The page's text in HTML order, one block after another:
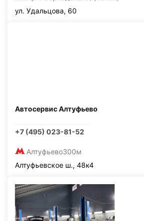
ул. Удальцова, 60
Автосервис Алтуфьево
+7 (495) 023-81-52
Алтуфьево300м
Алтуфьевское ш., 48к4